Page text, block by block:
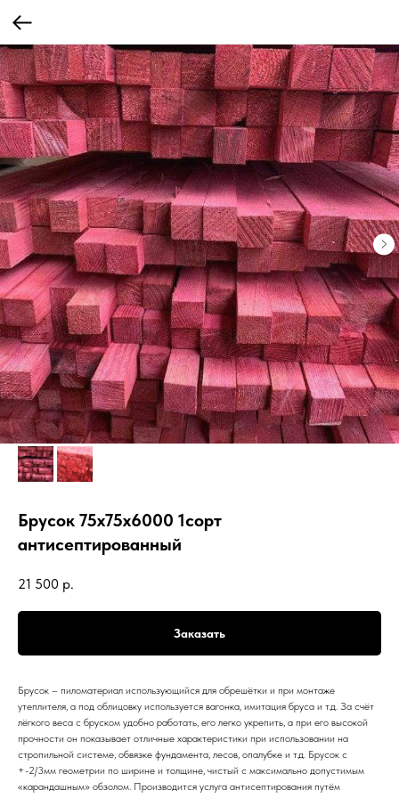
Брусок 75х75х6000 1сорт
антисептированный
21 500 р.
Заказать
Брусок – пиломатериал использующийся для обрешётки и при монтаже
утеплителя, а под облицовку используется вагонка, имитация бруса и т.д. За счёт
лёгкого веса с бруском удобно работать, его легко укрепить, а при его высокой
прочности он показывает отличные характеристики при использовании на
стропильной системе, обвязке фундамента, лесов, опалубке и т.д. Брусок с
+-2/3мм геометрии по ширине и толщине, чистый с максимально допустимым
«карандашным» обзолом. Производится услуга антисептирования путём